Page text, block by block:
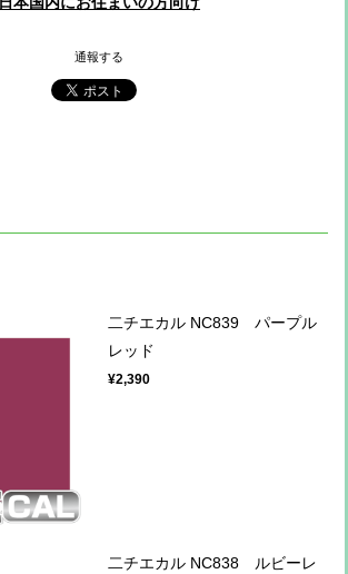
通報する
二チエカル NC839 パープル
レッド
¥2,390
二チエカル NC838 ルビーレ